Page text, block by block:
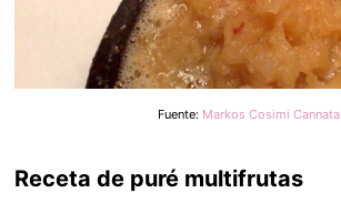
Fuente: Markos Cosimi Cannata
Receta de puré multifrutas